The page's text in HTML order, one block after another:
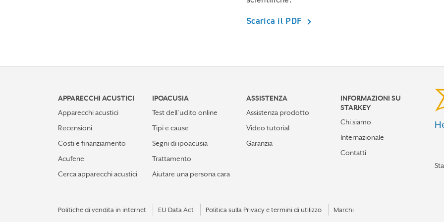
Scarica il PDF
APPARECCHI ACUSTICI
Apparecchi acustici
Recensioni
Costi e finanziamento
Acufene
Cerca apparecchi acustici
IPOACUSIA
Test dell’udito online
Tipi e cause
Segni di ipoacusia
Trattamento
Aiutare una persona cara
ASSISTENZA
Assistenza prodotto
Video tutorial
Garanzia
INFORMAZIONI SU
STARKEY
Chi siamo
Internazionale
Contatti
Politiche di vendita in internet EU Data Act Politica sulla Privacy e termini di utilizzo Marchi